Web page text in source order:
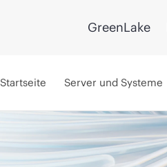
GreenLake
Startseite Server und Systeme